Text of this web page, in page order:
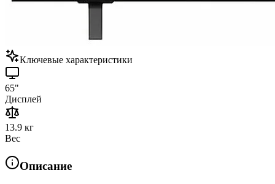
Ключевые характеристики
65"
Дисплей
13.9 кг
Вес
Описание